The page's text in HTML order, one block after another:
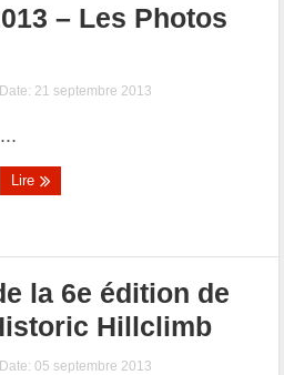
– Les Photos
Date: 21 septembre 2013
...
Lire
la 6e édition de
Hillclimb
Date: 05 septembre 2013